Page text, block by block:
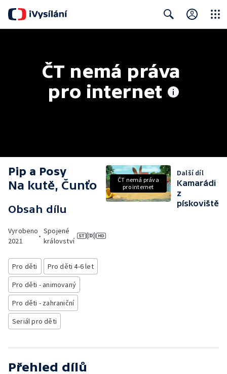
ČT nemá práva
pro internet
Pip a Posy
Na kutě, Čunťo
Obsah dílu
Vyrobeno
2021
•
Spojené
království
Pro děti
Pro děti 4-6 let
Pro děti - animovaný
Pro děti - zahraniční
Seriál pro děti
ČT nemá práva
pro internet
Další díl
Kamarádi
z
pískoviště
Přehled dílů